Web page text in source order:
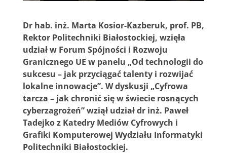
Dr hab. inż. Marta Kosior-Kazberuk, prof. PB,
Rektor Politechniki Białostockiej, wzięła
udział w Forum Spójności i Rozwoju
Granicznego UE w panelu „Od technologii do
sukcesu – jak przyciągać talenty i rozwijać
lokalne innowacje”. W dyskusji „Cyfrowa
tarcza – jak chronić się w świecie rosnących
cyberzagrożeń” wziął udział dr inż. Paweł
Tadejko z Katedry Mediów Cyfrowych i
Grafiki Komputerowej Wydziału Informatyki
Politechniki Białostockiej.